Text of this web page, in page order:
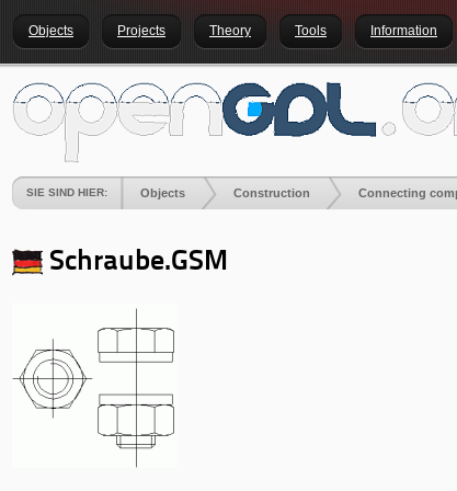
Objects Projects Theory Tools Information
SIE SIND HIER: Objects Construction Connecting
Schraube.GSM